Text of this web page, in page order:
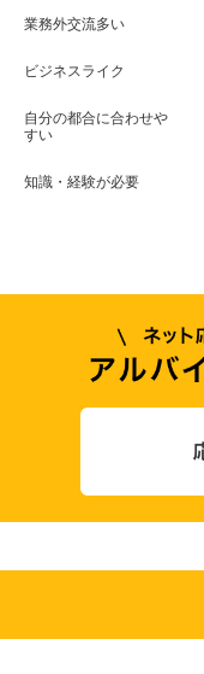
業務外交流多い
ビジネスライク
自分の都合に合わせや
すい
知識・経験が必要